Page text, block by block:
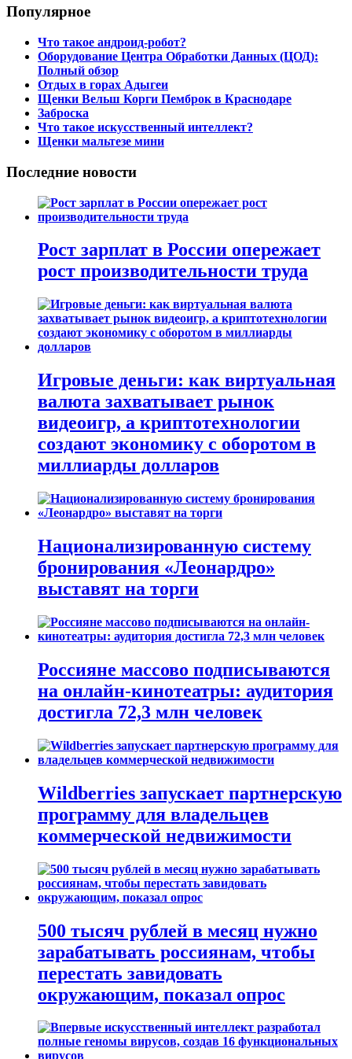
Популярное
Что такое андроид-робот?
Оборудование Центра Обработки Данных (ЦОД):
Полный обзор
Отдых в горах Адыгеи
Щенки Вельш Корги Пемброк в Краснодаре
Заброска
Что такое искусственный интеллект?
Щенки мальтезе мини
Последние новости
Рост зарплат в России опережает
рост производительности труда
Игровые деньги: как виртуальная
валюта захватывает рынок
видеоигр, а криптотехнологии
создают экономику с оборотом в
миллиарды долларов
Национализированную систему
бронирования «Леонардро»
выставят на торги
Россияне массово подписываются
на онлайн-кинотеатры: аудитория
достигла 72,3 млн человек
Wildberries запускает партнерскую
программу для владельцев
коммерческой недвижимости
500 тысяч рублей в месяц нужно
зарабатывать россиянам, чтобы
перестать завидовать
окружающим, показал опрос